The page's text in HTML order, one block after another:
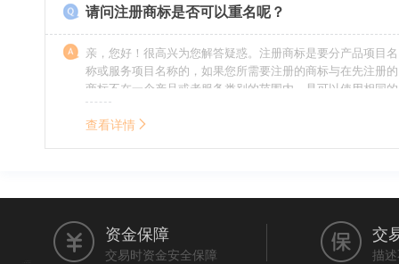
请问注册商标是否可以重名呢？
亲，您好！很高兴为您解答疑惑。注册商标是要分产品项目名
称或服务项目名称的，如果您所需要注册的商标与在先注册的
商标不在一个产品或者服务类别的范围内，是可以使用相同的
名称的。希望我的回答能帮到您。
查看详情
资金保障
交易时资金安全保障
交
描